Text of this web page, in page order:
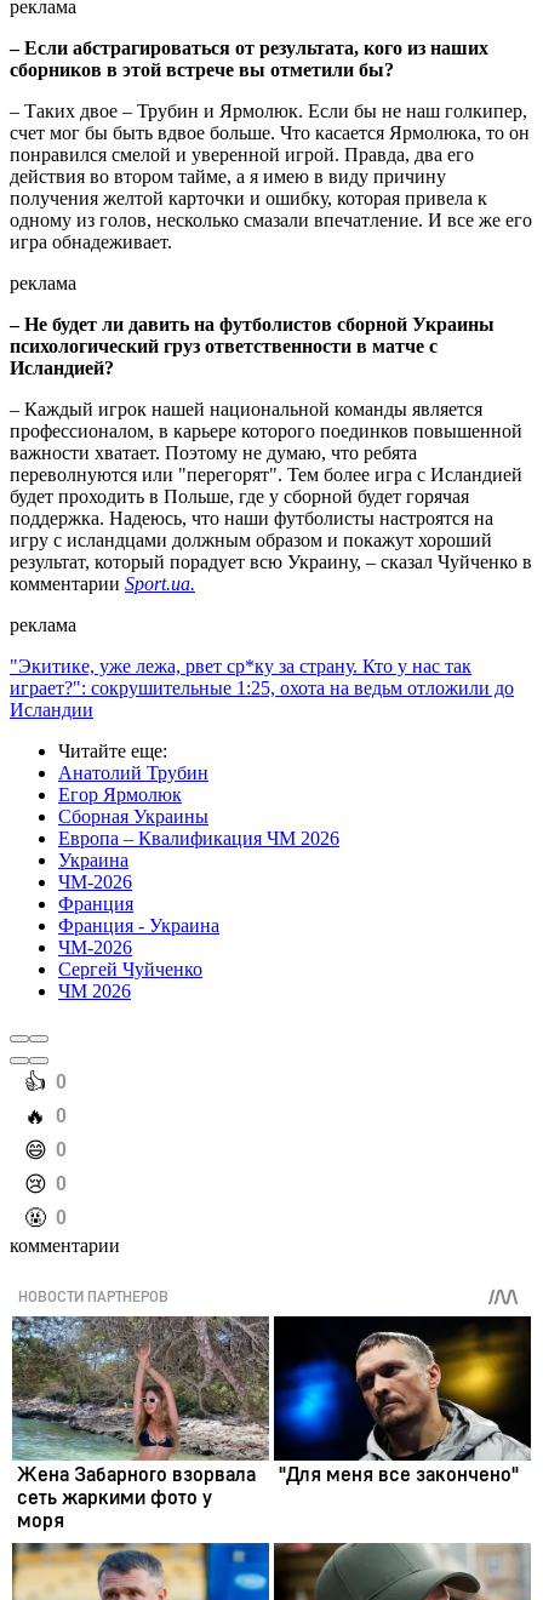
реклама
– Если абстрагироваться от результата, кого из наших
сборников в этой встрече вы отметили бы?
– Таких двое – Трубин и Ярмолюк. Если бы не наш голкипер,
счет мог бы быть вдвое больше. Что касается Ярмолюка, то он
понравился смелой и уверенной игрой. Правда, два его
действия во втором тайме, а я имею в виду причину
получения желтой карточки и ошибку, которая привела к
одному из голов, несколько смазали впечатление. И все же его
игра обнадеживает.
реклама
– Не будет ли давить на футболистов сборной Украины
психологический груз ответственности в матче с
Исландией?
– Каждый игрок нашей национальной команды является
профессионалом, в карьере которого поединков повышенной
важности хватает. Поэтому не думаю, что ребята
переволнуются или "перегорят". Тем более игра с Исландией
будет проходить в Польше, где у сборной будет горячая
поддержка. Надеюсь, что наши футболисты настроятся на
игру с исландцами должным образом и покажут хороший
результат, который порадует всю Украину, – сказал Чуйченко в
комментарии Sport.ua.
реклама
"Экитике, уже лежа, рвет ср*ку за страну. Кто у нас так
играет?": сокрушительные 1:25, охота на ведьм отложили до
Исландии
Читайте еще:
Анатолий Трубин
Егор Ярмолюк
Сборная Украины
Европа – Квалификация ЧМ 2026
Украина
ЧМ-2026
Франция
Франция - Украина
ЧМ-2026
Сергей Чуйченко
ЧМ 2026
️👍 0
️🔥 0
️😄 0
️😢 0
️🤬 0
комментарии